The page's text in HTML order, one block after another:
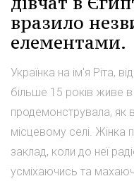
вразило
елементами.
Українка на ім'я Ріта,
більше 15 років живе
продемонструвала, як
місцевому селі. Жінка
заклад, коли до неї
усміхаючись та